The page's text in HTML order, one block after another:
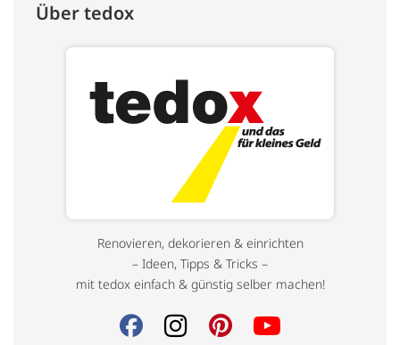
Über tedox
Renovieren, dekorieren & einrichten
– Ideen, Tipps & Tricks –
mit tedox einfach & günstig selber machen!